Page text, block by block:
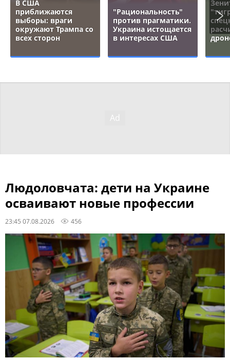
В США
приближаются
выборы: враги
окружают Трампа со
всех сторон
"Рациональность"
против прагматики.
Украина истощается
в интересах США
Людоловчата: дети на Украине
осваивают новые профессии
23:45 07.08.2026 456